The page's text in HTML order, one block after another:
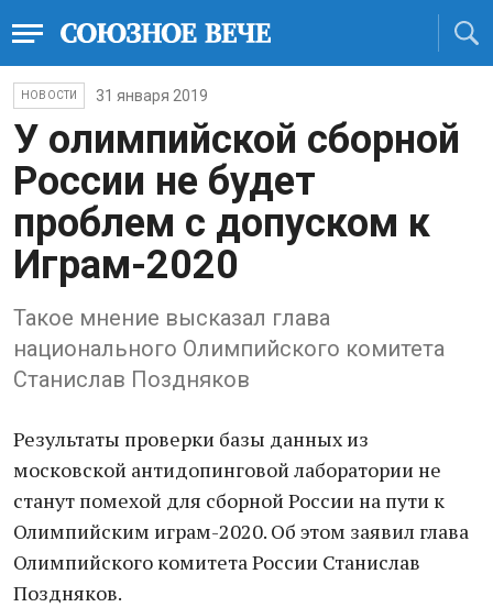
НОВОСТИ 31 января 2019
У олимпийской сборной
России не будет
проблем с допуском к
Играм-2020
Такое мнение высказал глава
национального Олимпийского комитета
Станислав Поздняков
Результаты проверки базы данных из
московской антидопинговой лаборатории не
станут помехой для сборной России на пути к
Олимпийским играм-2020. Об этом заявил глава
Олимпийского комитета России Станислав
Поздняков.